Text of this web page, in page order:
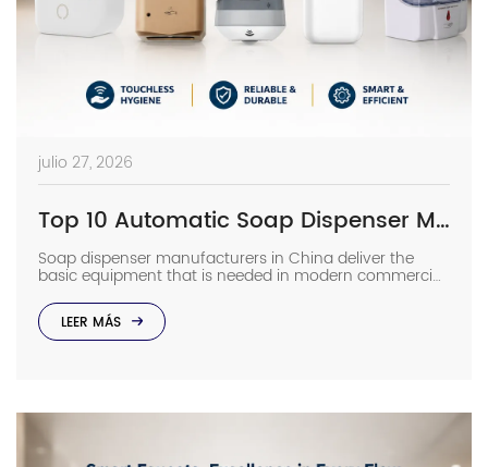
julio 27, 2026
Top 10 Automatic Soap Dispenser Manufacturers in China
Soap dispenser manufacturers in China deliver the
basic equipment that is needed in modern commercial
bathrooms where hygiene stands first and foremost. In
places such as airports, even a failure of one sensor
causes the soap to run out and makes the floor
slippery right away. The choice of suppliers depending
LEER MÁS